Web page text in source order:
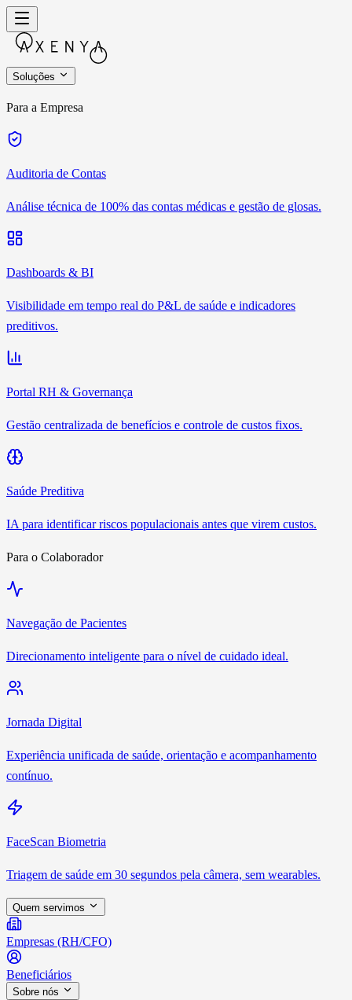
Soluções
Para a Empresa
Auditoria de Contas
Análise técnica de 100% das contas médicas e gestão de glosas.
Dashboards & BI
Visibilidade em tempo real do P&L de saúde e indicadores
preditivos.
Portal RH & Governança
Gestão centralizada de benefícios e controle de custos fixos.
Saúde Preditiva
IA para identificar riscos populacionais antes que virem custos.
Para o Colaborador
Navegação de Pacientes
Direcionamento inteligente para o nível de cuidado ideal.
Jornada Digital
Experiência unificada de saúde, orientação e acompanhamento
contínuo.
FaceScan Biometria
Triagem de saúde em 30 segundos pela câmera, sem wearables.
Quem servimos
Empresas (RH/CFO)
Beneficiários
Sobre nós